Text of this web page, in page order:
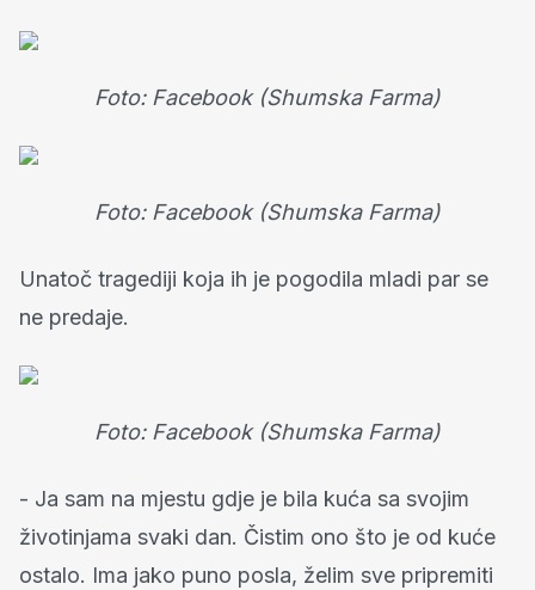
Foto: Facebook (Shumska Farma)
Foto: Facebook (Shumska Farma)
Unatoč tragediji koja ih je pogodila mladi par se
ne predaje.
Foto: Facebook (Shumska Farma)
- Ja sam na mjestu gdje je bila kuća sa svojim
životinjama svaki dan. Čistim ono što je od kuće
ostalo. Ima jako puno posla, želim sve pripremiti